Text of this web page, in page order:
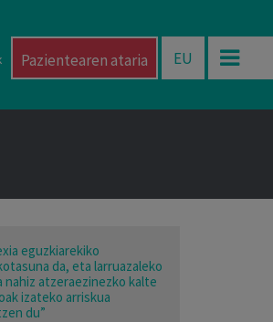
Pazientearen ataria EU
eguzkiarekiko
da, eta larruazaleko
nahiz atzeraezinezko kalte
izateko arriskua
du”